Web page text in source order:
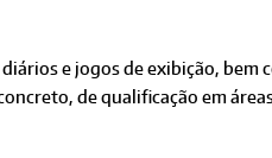
e jogos de exibição, bem
de qualificação em